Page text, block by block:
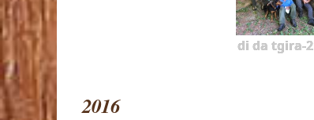
di da tgira-2
2016